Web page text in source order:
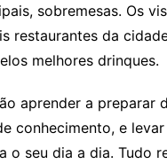
sobremesas. Os
restaurantes da
melhores drinques.
aprender a preparar
conhecimento, e
o seu dia a dia. Tudo